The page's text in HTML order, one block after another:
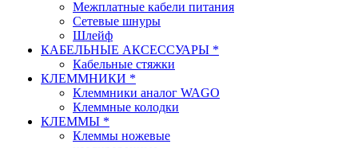
Межплатные кабели питания
Сетевые шнуры
Шлейф
КАБЕЛЬНЫЕ АКСЕССУАРЫ *
Кабельные стяжки
КЛЕММНИКИ *
Клеммники аналог WAGO
Клеммные колодки
КЛЕММЫ *
Клеммы ножевые